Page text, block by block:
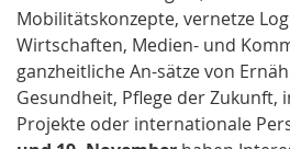
Mobilitätskonzepte, vernetze
Wirtschaften, Medien- und
ganzheitliche An-sätze von
Gesundheit, Pflege der Zukunft,
Projekte oder internationale